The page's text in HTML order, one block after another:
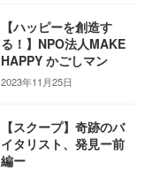
【ハッピーを創造す
る！】NPO法人MAKE
HAPPY かごしマン
2023年11月25日
【スクープ】奇跡のバ
イタリスト、発見ー前
編ー